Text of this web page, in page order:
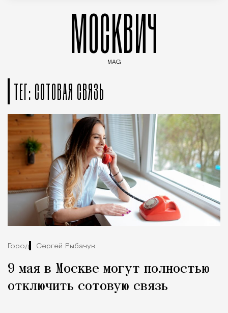
МОСКВИЧ
MAG
ТЕГ: СОТОВАЯ СВЯЗЬ
Город Сергей Рыбачук
9 мая в Москве могут полностью
отключить сотовую связь